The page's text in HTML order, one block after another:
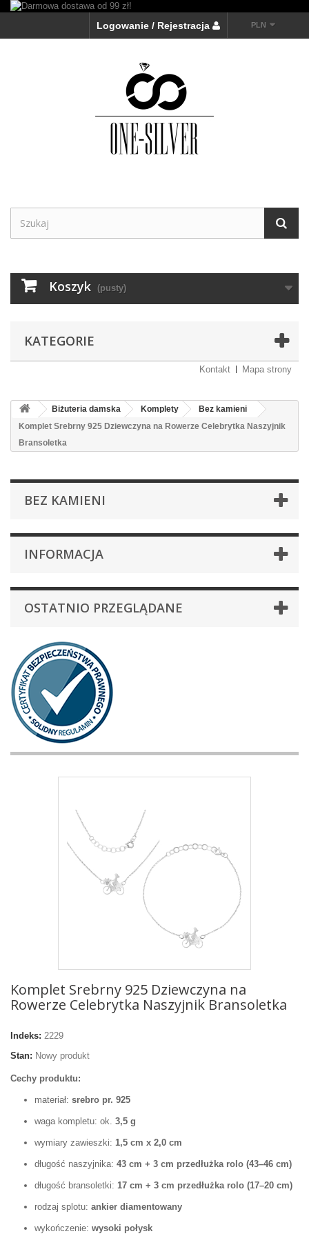
PLN
Logowanie / Rejestracja
Koszyk (pusty)
KATEGORIE
Kontakt Mapa strony
Biżuteria damska Komplety
Bez kamieni
Komplet Srebrny 925 Dziewczyna na Rowerze Celebrytka Naszyjnik
Bransoletka
BEZ KAMIENI
INFORMACJA
OSTATNIO PRZEGLĄDANE
Komplet Srebrny 925 Dziewczyna na
Rowerze Celebrytka Naszyjnik Bransoletka
Indeks: 2229
Stan: Nowy produkt
Cechy produktu:
materiał: srebro pr. 925
waga kompletu: ok. 3,5 g
wymiary zawieszki: 1,5 cm x 2,0 cm
długość naszyjnika: 43 cm + 3 cm przedłużka rolo (43–46 cm)
długość bransoletki: 17 cm + 3 cm przedłużka rolo (17–20 cm)
rodzaj splotu: ankier diamentowany
wykończenie: wysoki połysk